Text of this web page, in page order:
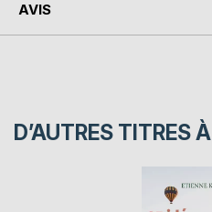
AVIS
D’AUTRES TITRES